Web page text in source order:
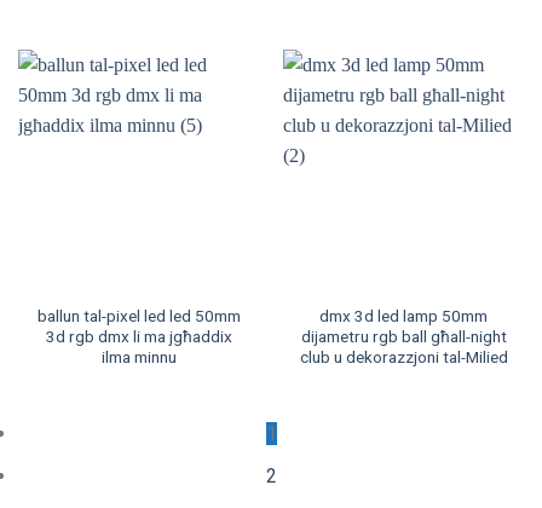
ballun tal-pixel led led 50mm
3d rgb dmx li ma jgħaddix
ilma minnu
dmx 3d led lamp 50mm
dijametru rgb ball għall-night
club u dekorazzjoni tal-Milied
1
2